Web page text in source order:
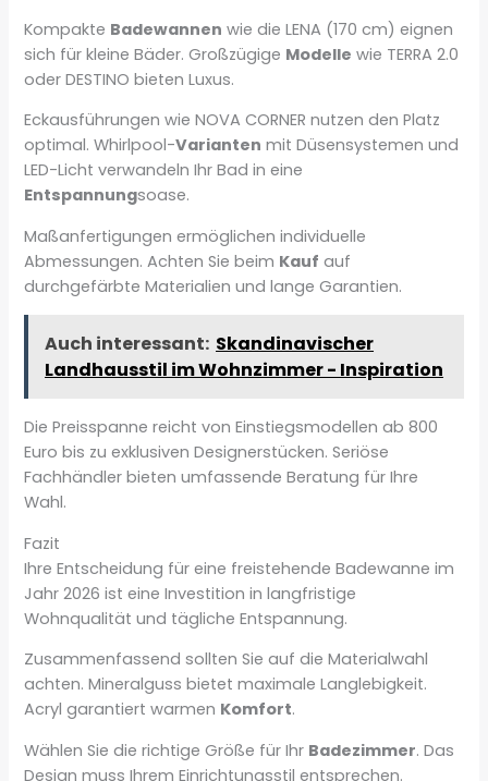
Kompakte Badewannen wie die LENA (170 cm) eignen
sich für kleine Bäder. Großzügige Modelle wie TERRA 2.0
oder DESTINO bieten Luxus.
Eckausführungen wie NOVA CORNER nutzen den Platz
optimal. Whirlpool-Varianten mit Düsensystemen und
LED-Licht verwandeln Ihr Bad in eine
Entspannungsoase.
Maßanfertigungen ermöglichen individuelle
Abmessungen. Achten Sie beim Kauf auf
durchgefärbte Materialien und lange Garantien.
Auch interessant: Skandinavischer
Landhausstil im Wohnzimmer - Inspiration
Die Preisspanne reicht von Einstiegsmodellen ab 800
Euro bis zu exklusiven Designerstücken. Seriöse
Fachhändler bieten umfassende Beratung für Ihre
Wahl.
Fazit
Ihre Entscheidung für eine freistehende Badewanne im
Jahr 2026 ist eine Investition in langfristige
Wohnqualität und tägliche Entspannung.
Zusammenfassend sollten Sie auf die Materialwahl
achten. Mineralguss bietet maximale Langlebigkeit.
Acryl garantiert warmen Komfort.
Wählen Sie die richtige Größe für Ihr Badezimmer. Das
Design muss Ihrem Einrichtungsstil entsprechen.